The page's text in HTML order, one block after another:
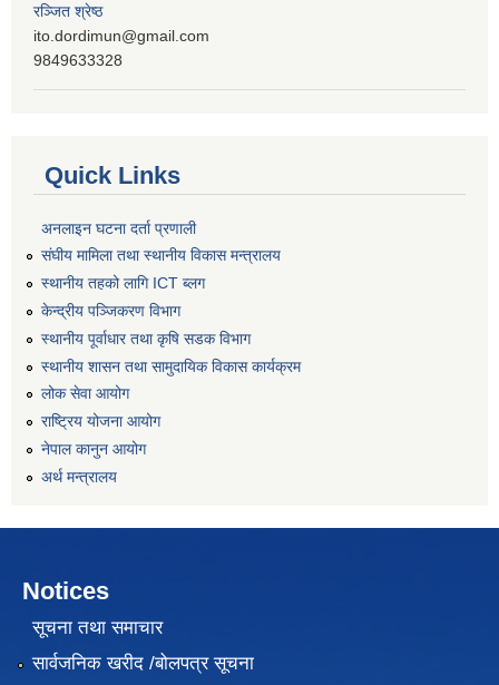
रञ्‍जित श्रेष्ठ
ito.dordimun@gmail.com
9849633328
Quick Links
अनलाइन घटना दर्ता प्रणाली
संघीय मामिला तथा स्थानीय विकास मन्त्रालय
स्थानीय तहको लागि ICT ब्लग
केन्द्रीय पञ्जिकरण विभाग
स्थानीय पूर्वाधार तथा कृषि सडक विभाग
स्थानीय शासन तथा सामुदायिक विकास कार्यक्रम
लोक सेवा आयोग
राष्ट्रिय योजना आयोग
नेपाल कानुन आयोग
अर्थ मन्त्रालय
Notices
सूचना तथा समाचार
सार्वजनिक खरीद /बोलपत्र सूचना